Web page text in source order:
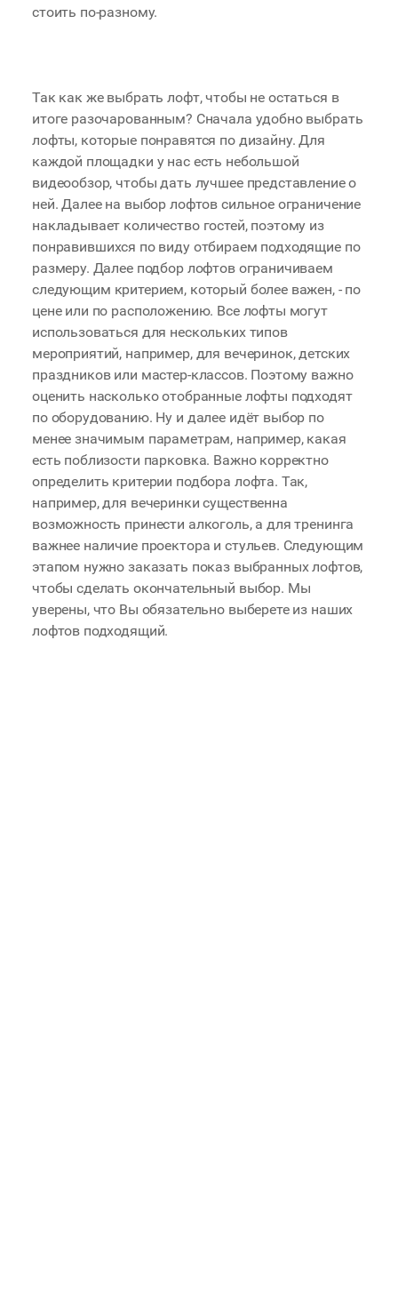
стоить по-разному.
Так как же выбрать лофт, чтобы не остаться в
итоге разочарованным? Сначала удобно выбрать
лофты, которые понравятся по дизайну. Для
каждой площадки у нас есть небольшой
видеообзор, чтобы дать лучшее представление о
ней. Далее на выбор лофтов сильное ограничение
накладывает количество гостей, поэтому из
понравившихся по виду отбираем подходящие по
размеру. Далее подбор лофтов ограничиваем
следующим критерием, который более важен, - по
цене или по расположению. Все лофты могут
использоваться для нескольких типов
мероприятий, например, для вечеринок, детских
праздников или мастер-классов. Поэтому важно
оценить насколько отобранные лофты подходят
по оборудованию. Ну и далее идёт выбор по
менее значимым параметрам, например, какая
есть поблизости парковка. Важно корректно
определить критерии подбора лофта. Так,
например, для вечеринки существенна
возможность принести алкоголь, а для тренинга
важнее наличие проектора и стульев. Следующим
этапом нужно заказать показ выбранных лофтов,
чтобы сделать окончательный выбор. Мы
уверены, что Вы обязательно выберете из наших
лофтов подходящий.